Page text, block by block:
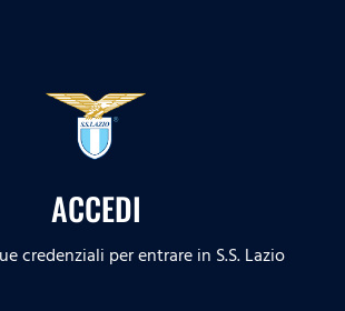
ACCEDI
credenziali per entrare in S.S. Lazio